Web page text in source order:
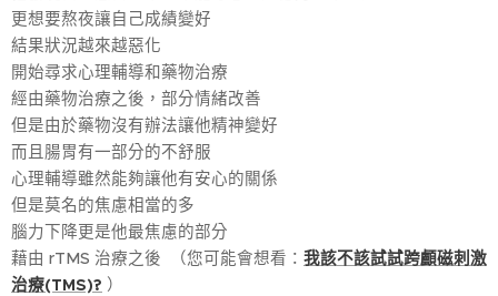
更想要熬夜讓自己成績變好
結果狀況越來越惡化
開始尋求心理輔導和藥物治療
經由藥物治療之後，部分情緒改善
但是由於藥物沒有辦法讓他精神變好
而且腸胃有一部分的不舒服
心理輔導雖然能夠讓他有安心的關係
但是莫名的焦慮相當的多
腦力下降更是他最焦慮的部分
藉由 rTMS 治療之後 （您可能會想看： 我該不該試試跨顱磁刺激
治療(TMS)? ）